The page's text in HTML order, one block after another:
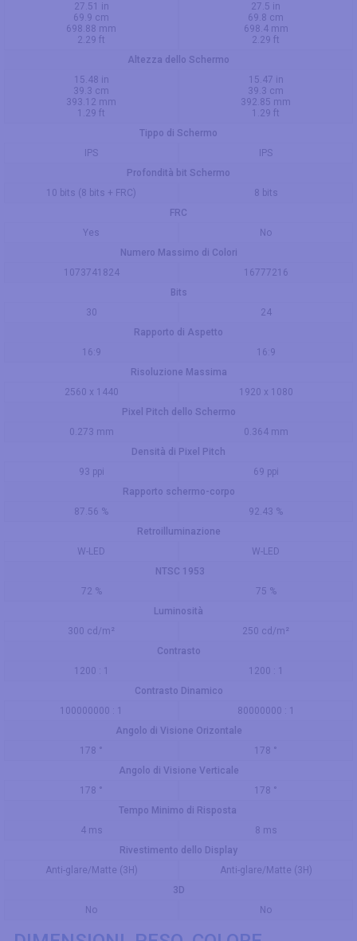
27.51 in
69.9 cm
698.88 mm
2.29 ft
27.5 in
69.8 cm
698.4 mm
2.29 ft
Altezza dello Schermo
15.48 in
39.3 cm
393.12 mm
1.29 ft
15.47 in
39.3 cm
392.85 mm
1.29 ft
Tippo di Schermo
IPS
IPS
Profondità bit Schermo
10 bits (8 bits + FRC)
8 bits
FRC
Yes
No
Numero Massimo di Colori
1073741824
16777216
Bits
30
24
Rapporto di Aspetto
16:9
16:9
Risoluzione Massima
2560 x 1440
1920 x 1080
Pixel Pitch dello Schermo
0.273 mm
0.364 mm
Densità di Pixel Pitch
93 ppi
69 ppi
Rapporto schermo-corpo
87.56 %
92.43 %
Retroilluminazione
W-LED
W-LED
NTSC 1953
72 %
75 %
Luminosità
300 cd/m²
250 cd/m²
Contrasto
1200 : 1
1200 : 1
Contrasto Dinamico
100000000 : 1
80000000 : 1
Angolo di Visione Orizontale
178 °
178 °
Angolo di Visione Verticale
178 °
178 °
Tempo Minimo di Risposta
4 ms
8 ms
Rivestimento dello Display
Anti-glare/Matte (3H)
Anti-glare/Matte (3H)
3D
No
No